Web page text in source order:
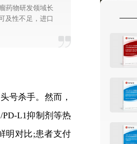
药物研发领域长
及性不足，进口
号杀手。然而，
L1抑制剂等热
明对比;患者支付